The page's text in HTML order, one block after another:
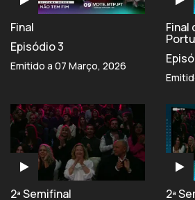
Final
Episódio 3
Emitido a 07 Março, 2026
Final
2ª Semifinal
2ª